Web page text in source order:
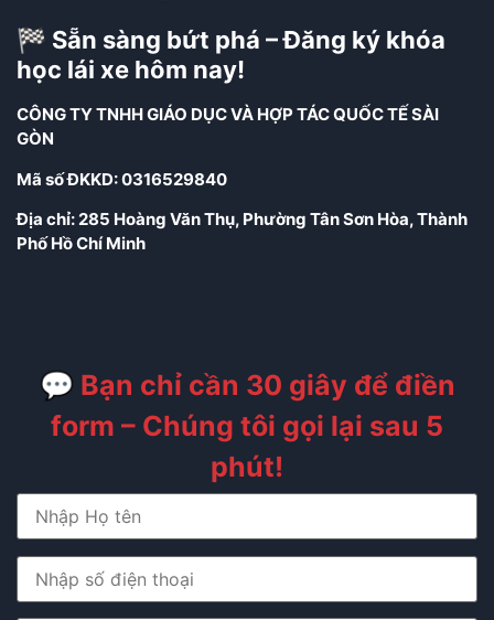
🏁 Sẵn sàng bứt phá – Đăng ký khóa
học lái xe hôm nay!
CÔNG TY TNHH GIÁO DỤC VÀ HỢP TÁC QUỐC TẾ SÀI
GÒN
Mã số ĐKKD: 0316529840
Địa chỉ: 285 Hoàng Văn Thụ, Phường Tân Sơn Hòa, Thành
Phố Hồ Chí Minh
💬 Bạn chỉ cần 30 giây để điền
form – Chúng tôi gọi lại sau 5
phút!